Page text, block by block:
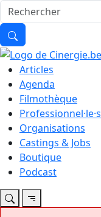
Articles
Agenda
Filmothèque
Professionnel·le·s
Organisations
Castings & Jobs
Boutique
Podcast